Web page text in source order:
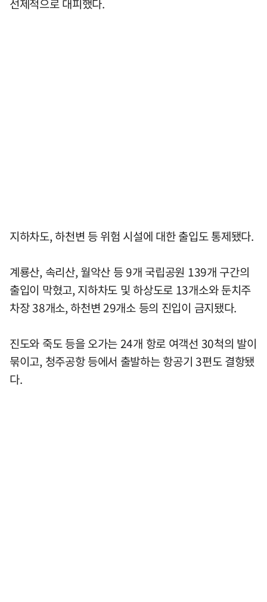
선제적으로 대피했다.
지하차도, 하천변 등 위험 시설에 대한 출입도 통제됐다.
계룡산, 속리산, 월악산 등 9개 국립공원 139개 구간의
출입이 막혔고, 지하차도 및 하상도로 13개소와 둔치주
차장 38개소, 하천변 29개소 등의 진입이 금지됐다.
진도와 죽도 등을 오가는 24개 항로 여객선 30척의 발이
묶이고, 청주공항 등에서 출발하는 항공기 3편도 결항됐
다.